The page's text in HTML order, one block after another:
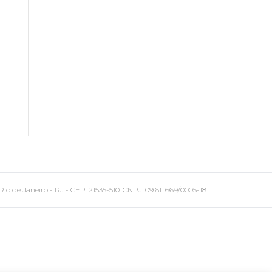
Janeiro - RJ - CEP: 21535-510. CNPJ: 09.611.669/0005-18